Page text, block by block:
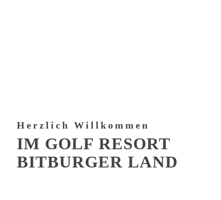
Herzlich Willkommen
IM GOLF RESORT
BITBURGER LAND